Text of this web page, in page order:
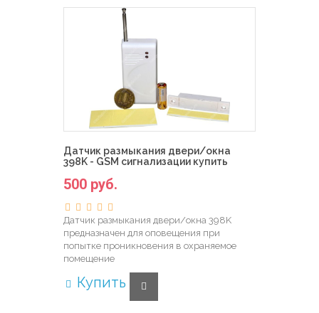
Датчик размыкания двери/окна
398K - GSM сигнализации купить
500 руб.
Датчик размыкания двери/окна 398K
предназначен для оповещения при
попытке проникновения в охраняемое
помещение
Купить